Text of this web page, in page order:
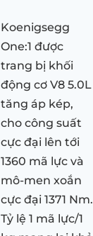
Koenigsegg
One:1 được
trang bị khối
động cơ V8 5.0L
tăng áp kép,
cho công suất
cực đại lên tới
1360 mã lực và
mô-men xoắn
cực đại 1371 Nm.
Tỷ lệ 1 mã lực/1